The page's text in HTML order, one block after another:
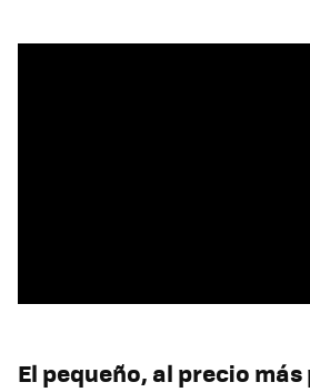
El pequeño, al precio